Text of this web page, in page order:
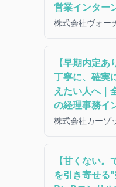
営業インター
株式会社ヴォー
【早期内定
丁寧に、確実
えたい人へ｜
の経理事務イ
株式会社カーゾ
【甘くない
を引き寄せる